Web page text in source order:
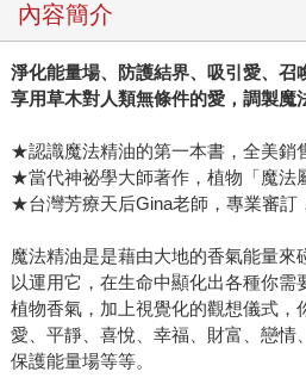
內容簡介
淨化能量場、防護結界、吸引愛、召
享用草木對人類無條件的愛，調製魔
★認識魔法精油的第一本書，全美銷
★當代神祕學大師著作，植物「魔法
★台灣芳療天后Gina老師，專業審訂
魔法精油是是藉由大地的香氣能量來
以運用它，在生命中顯化出各種你需
植物香氣，加上視覺化的觀想儀式，
愛、平靜、喜悅、幸福、財富、戀情
保護能量場等等。